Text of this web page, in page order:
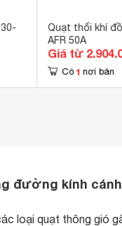
Quạt thổi khí
AFR 50A
Giá từ
Có 1 nơi bán
đường kính
loại quạt thông gió